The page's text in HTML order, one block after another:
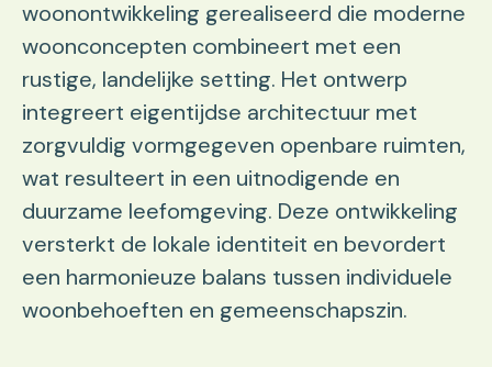
woonontwikkeling gerealiseerd die moderne
woonconcepten combineert met een
rustige, landelijke setting. Het ontwerp
integreert eigentijdse architectuur met
zorgvuldig vormgegeven openbare ruimten,
wat resulteert in een uitnodigende en
duurzame leefomgeving. Deze ontwikkeling
versterkt de lokale identiteit en bevordert
een harmonieuze balans tussen individuele
woonbehoeften en gemeenschapszin.